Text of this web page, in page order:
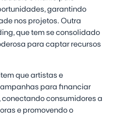
garantindo
nos projetos. Outra
que tem se consolidado
para captar recursos
que artistas e
para financiar
consumidores a
e promovendo o